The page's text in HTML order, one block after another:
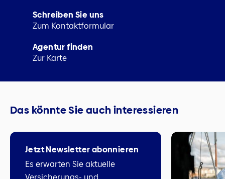
Schreiben Sie uns
Zum Kontaktformular
Agentur finden
Zur Karte
Das könnte Sie auch interessieren
Jetzt Newsletter abonnieren
Es erwarten Sie aktuelle